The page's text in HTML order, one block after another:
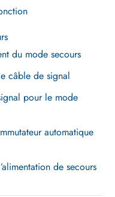
du mode secours
câble de signal
pour le mode
automatique
de secours